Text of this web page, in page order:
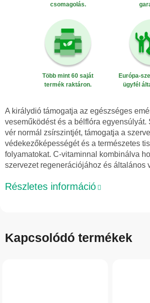
csomagolás.
Több mint 60 saját
termék raktáron.
Európa-
ügyfél
A királydió támogatja az egészséges
veseműködést és a bélflóra egyensúlyát.
vér normál zsírszintjét, támogatja a
védekezőképességét és a természetes
folyamatokat. C-vitaminnal kombinálva
szervezet regenerációjához és általános
Részletes információ
Kapcsolódó termékek